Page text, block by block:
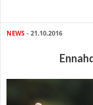
NEWS - 21.10.2016